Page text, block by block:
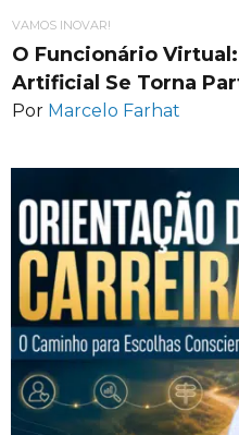
VAMOS INOVAR!
O Funcionário
Artificial Se Torna
Por Marcelo Farhat